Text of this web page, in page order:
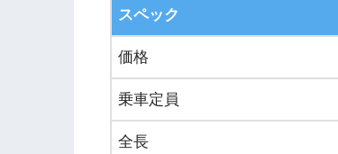
スペック
価格
乗車定員
全長